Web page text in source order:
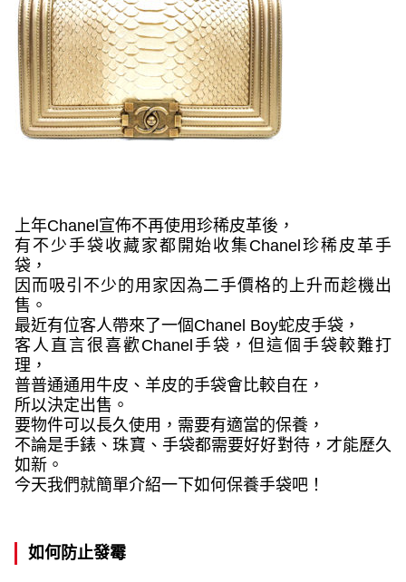
上年Chanel宣佈不再使用珍稀皮革後，
有不少手袋收藏家都開始收集 Chanel珍稀皮革手
袋，
因而吸引不少的用家因為二手價格的上升而趁機出
售。
最近有位客人帶來了一個Chanel Boy蛇皮手袋，
客人直言很喜歡Chanel手袋，但這個手袋較難打
理，
普普通通用牛皮、羊皮的手袋會比較自在，
所以決定出售。
要物件可以長久使用，需要有適當的保養，
不論是手錶、珠寶、手袋都需要好好對待，才能歷久
如新。
今天我們就簡單介紹一下如何保養手袋吧！
如何防止發霉